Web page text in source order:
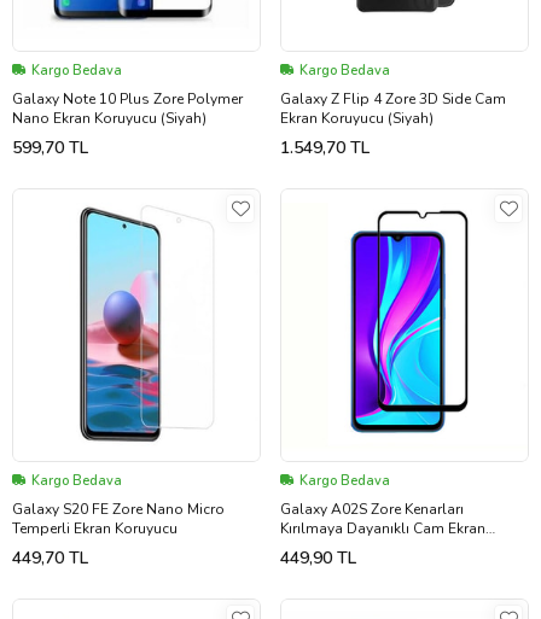
Kargo Bedava
Galaxy Note 10 Plus Zore Polymer
Nano Ekran Koruyucu (Siyah)
599,70 TL
Kargo Bedava
Galaxy Z Flip 4 Zore 3D Side Cam
Ekran Koruyucu (Siyah)
1.549,70 TL
Kargo Bedava
Galaxy S20 FE Zore Nano Micro
Temperli Ekran Koruyucu
449,70 TL
Kargo Bedava
Galaxy A02S Zore Kenarları
Kırılmaya Dayanıklı Cam Ekran
Koruyucu (Siyah)
449,90 TL